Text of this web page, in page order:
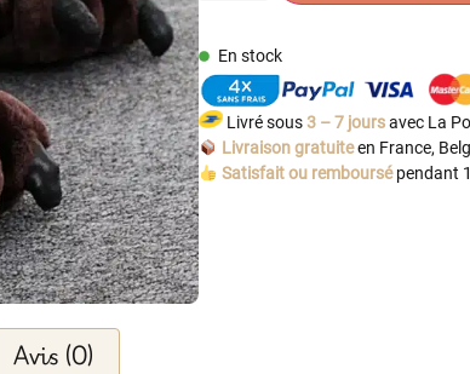
En stock
Livré sous3 – 7 joursavec La
Livraison gratuiteen France,
Satisfait ou remboursépendant
Avis (0)